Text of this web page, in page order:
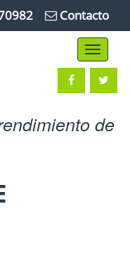
Contacto
Toggle
de